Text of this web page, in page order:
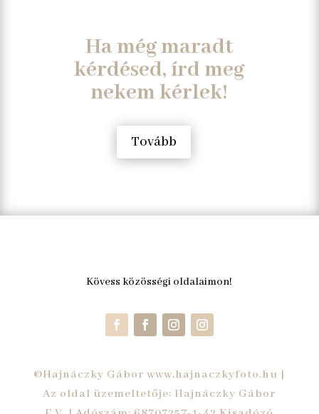
Ha még maradt
kérdésed, írd meg
nekem kérlek!
Tovább
Kövess közösségi oldalaimon!
©Hajnáczky Gábor www.hajnaczkyfoto.hu |
Az oldal üzemeltetője: Hajnáczky Gábor